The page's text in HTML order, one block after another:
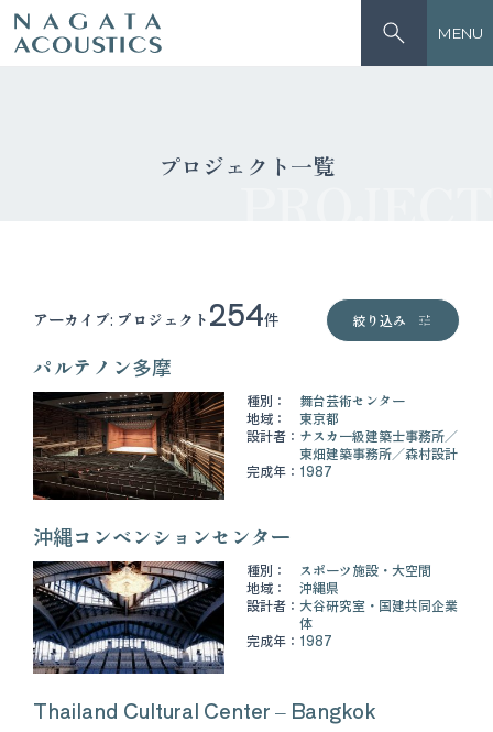
MENU
プロジェクト一覧
アーカイブ: プロジェクト 254件 絞り込み
パルテノン多摩
種別：
舞台芸術センター
地域：
東京都
設計者： ナスカ一級建築士事務所
東畑建築事務所
森村設計
完成年： 1987
沖縄コンベンションセンター
種別：
スポーツ施設・大空間
地域：
沖縄県
設計者： 大谷研究室・国建共同企業
体
完成年： 1987
Thailand Cultural Center – Bangkok